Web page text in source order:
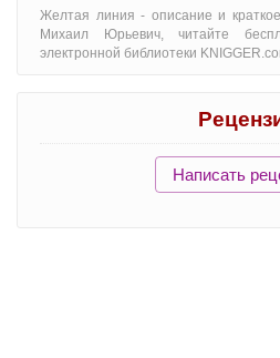
Желтая линия - oписание и
Михаил Юрьевич, читайте
электронной библиотеки
Написать